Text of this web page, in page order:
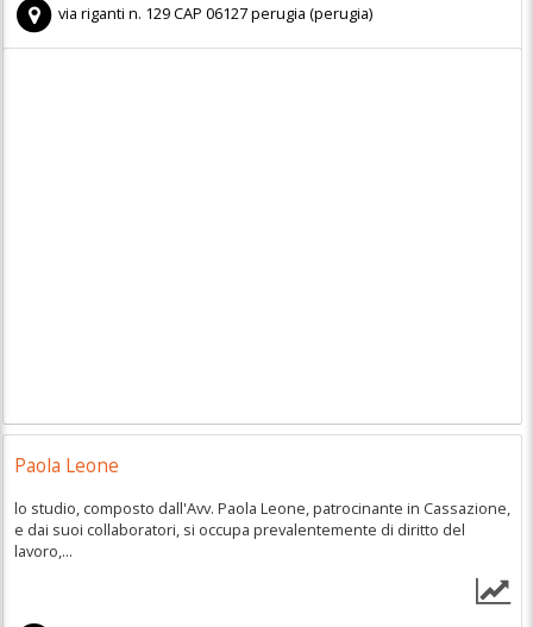
via riganti n. 129CAP06127perugia (perugia)
Paola Leone
lo studio, composto dall'Avv. Paola Leone, patrocinante in Cassazione,
e dai suoi collaboratori, si occupa prevalentemente di diritto del
lavoro,...